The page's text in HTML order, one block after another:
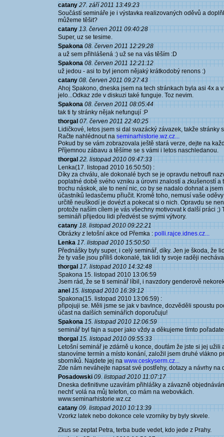
catany 27. září 2011 13:49:23
Součástí semináře je i výstavka realizovaných oděvů a
můžeme těšit?
catany 13. červen 2011 09:40:28
Super, uz se tesime.
Spakona 08. červen 2011 12:29:28
a už sem přihlášená :) už se na vás těším :D
Spakona 08. červen 2011 12:21:12
už jedou - asi to byl jenom nějaký krátkodobý renons :)
catany 08. červen 2011 09:27:43
Ahoj Spakono, dneska jsem na tech stránkach byla asi 4x a
jelo...Odkaz zde v diskuzi také funguje. Toz nevim.
Spakona 08. červen 2011 08:05:44
tak ti ty stránky nějak nefungují :P
thorgal 07. červen 2011 22:40:25
Lidičkové, letos jsem si dal svazácký závazek, takže
Račte nahlédnout na seminarhistorie.wz.cz...
Pokud by se vám zobrazovala ještě stará verze, dejte na
Příjemnou zábavu a těšíme se s vámi i letos naschledanou.
thorgal 22. listopad 2010 09:47:33
Lenka(17. listopad 2010 16:50:50) :
Díky za chválu, ale dokonalé bych se je opravdu netroufl
poplatné době svého vzniku a úrovni znalostí a zkušeností
trochu náskok, ale to není nic, co by se nadalo dohnat a
účastníků ledasčemu přiučit. Kromě toho, nemusí vaše
určitě neuškodí je dovézt a pokecat si o nich. Opravdu se
protože naším cílem je vás všechny motivovat k další práci
semináři přijedou lidi předvést se svými výtvory.
catany 18. listopad 2010 09:22:21
Obrázky z letošní akce od Přemka : polli.rajce.idnes.cz...
Lenka 17. listopad 2010 15:50:50
Přednášky byly super, i celý seminář, díky. Jen je škoda, že
že ty vaše jsou příliš dokonalé, tak lidi ty svoje raději
thorgal 17. listopad 2010 14:32:48
Spakona 15. listopad 2010 13:06:59
Jsem rád, že se ti seminář líbil, i navzdory genderově
anel 15. listopad 2010 16:39:12
Spakona(15. listopad 2010 13:06:59) :
připojuji se. Měli jsme se jak v bavlnce, dozvěděli spoustu
účast na dalších seminářích doporučuju!
Spakona 15. listopad 2010 12:06:59
seminář byl fajn a super jako vždy a děkujeme tímto
thorgal 15. listopad 2010 09:55:33
Letošní seminář je zdárně u konce, doufám že jste si jej
stanovíme termín a místo konání, založil jsem druhé vlákno
sborníků. Najdete jej na www.ceskyserm.cz...
Zde nám neváhejte napsat své postřehy, dotazy a návrhy na
Posadowski 09. listopad 2010 11:07:17
Dneska definitivne uzavírám přihlášky a závazně
nechť volá na můj telefon, co mám na webovkách.
www.seminarhistorie.wz.cz
catany 09. listopad 2010 10:13:39
Vzorkz latek nebo dokonce cele vzorniky by byly skvele.
Zkus se zeptat Petra, terba bude vedet, kdo jede z Prahy.